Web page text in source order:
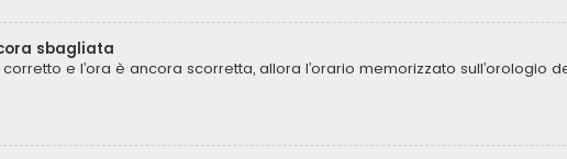
sbagliata
e l’ora è ancora scorretta, allora l’orario memorizzato sull’orologio